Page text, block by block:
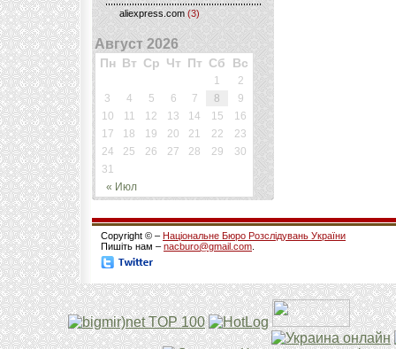
aliexpress.com (3)
Август 2026
Пн Вт Ср Чт Пт Сб Вс
« Июл
1
2
3
4 5 6 7 8
9
10
11 12 13 14 15
16
17
18 19 20 21 22
23
24
25 26 27 28 29
30
31
Copyright © – Національне Бюро Розслідувань України
Пишіть нам – nacburo@gmail.com